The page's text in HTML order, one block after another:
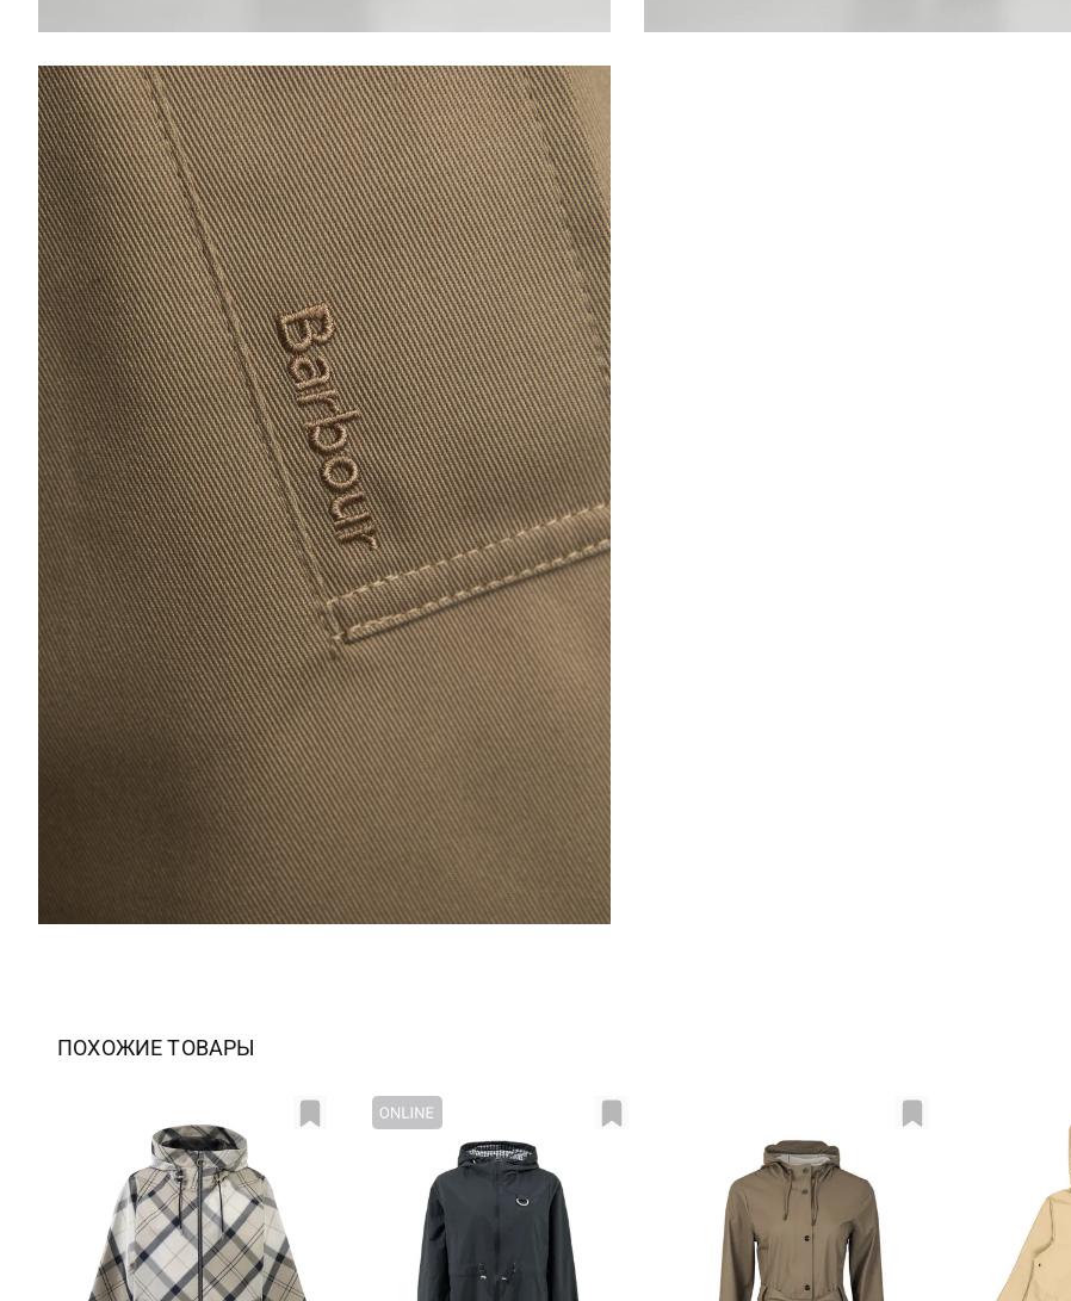
ПОХОЖИЕ ТОВАРЫ